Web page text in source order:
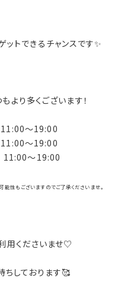
ットできるチャンスです✨
より多くございます！
～19:00
～19:00
11:00～19:00
性もございますのでご了承くださいませ。
用くださいませ♡
ちしております🥰